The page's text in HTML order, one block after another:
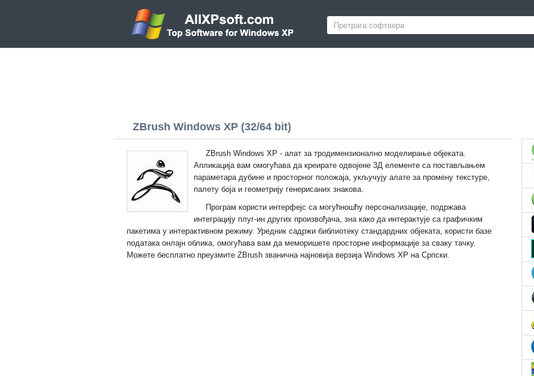
ZBrush Windows XP (32/64 bit)
ZBrush Windows XP - алат за тродимензионално моделирање објеката.
Апликација вам омогућава да креирате одвојене 3Д елементе са постављањем
параметара дубине и просторног положаја, укључују алате за промену текстуре,
палету боја и геометрију генерисаних знакова.
Програм користи интерфејс са могућношћу персонализације, подржава
интеграцију плуг-ин других произвођача, зна како да интерактује са графичким
пакетима у интерактивном режиму. Уредник садржи библиотеку стандардних објеката, користи базе
података онлајн облика, омогућава вам да меморишете просторне информације за сваку тачку.
Можете бесплатно преузмите ZBrush званична најновија верзија Windows XP на Српски.